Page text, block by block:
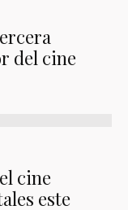
del cine
cine
este